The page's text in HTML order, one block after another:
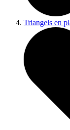
Triangels en